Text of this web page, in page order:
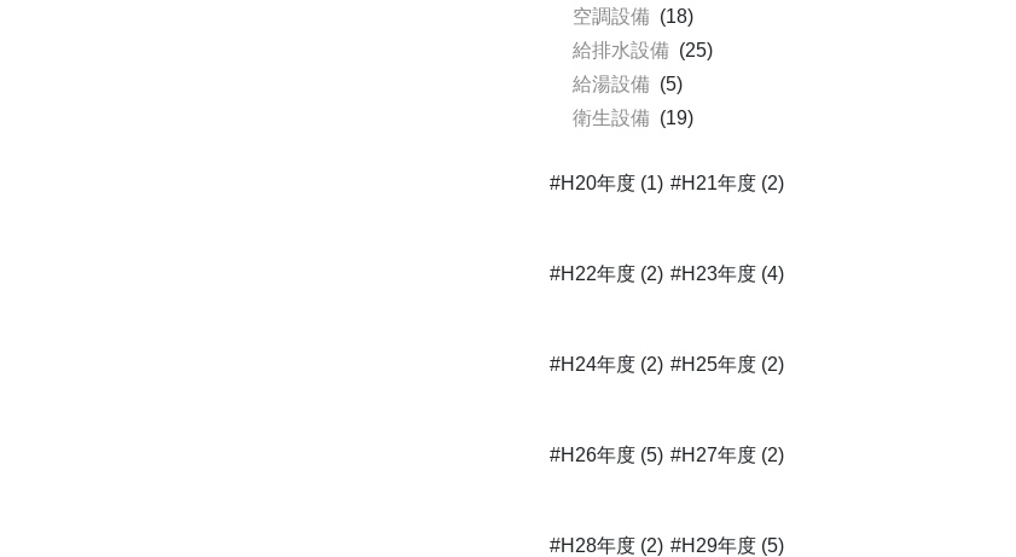
空調設備 (18)
給排水設備 (25)
給湯設備 (5)
衛生設備 (19)
#H20年度 (1) #H21年度 (2)
#H22年度 (2) #H23年度 (4)
#H24年度 (2) #H25年度 (2)
#H26年度 (5) #H27年度 (2)
#H28年度 (2) #H29年度 (5)